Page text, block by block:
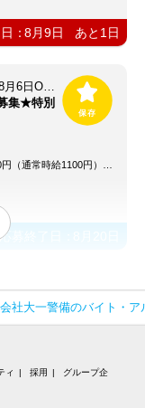
：8月9日 あと 1 日
業務スーパー 那覇あけぼの店 ※2026年8月6日OPEN
集★特別
時給1100円）※各種手当あり
応募終了日：
社大一警備のバイト・ア
ィ 採用
グループ企